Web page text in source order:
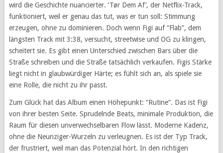
wird die Geschichte nuancierter. ‘Tør Dem Af’, der Netflix-Track,
funktioniert, weil er genau das tut, was er tun soll: Stimmung
erzeugen, ohne zu dominieren. Doch wenn Figi auf “Flab”, dem
längsten Track mit 3:38, versucht, streetwise und OG zu klingen,
scheitert sie. Es gibt einen Unterschied zwischen Bars über die
Straße schreiben und die Straße tatsächlich verkaufen. Figis Stärke
liegt nicht in glaubwürdiger Härte; es fühlt sich an, als spiele sie
eine Rolle, die nicht zu ihr passt.
Zum Glück hat das Album einen Höhepunkt: “Rutine”. Das ist Figi
von ihrer besten Seite. Sprudelnde Beats, minimale Produktion, die
Raum für diesen unverwechselbaren Flow lässt. Moderne Kadenz,
ohne die Neunziger-Wurzeln zu verleugnen. Es ist der Typ Track,
der frustriert, weil man das Potenzial hört. In den richtigen